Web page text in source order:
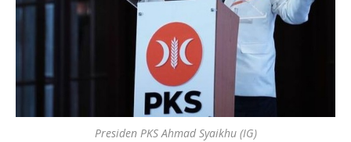
Presiden PKS Ahmad Syaikhu (IG)